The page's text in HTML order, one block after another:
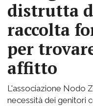
distrutta
raccolta
per
affitto
L'associazione Nodo
necessità dei genitori